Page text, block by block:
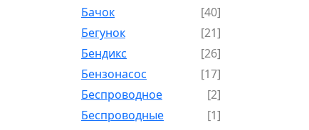
Бачок
[40]
Бегунок
[21]
Бендикс
[26]
Бензонасос
[17]
Беспроводное
[2]
Беспроводные
[1]